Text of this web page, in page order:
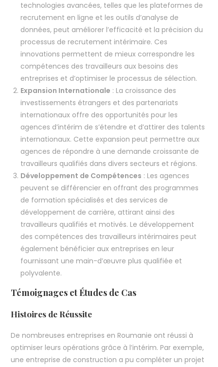
technologies avancées, telles que les plateformes de
recrutement en ligne et les outils d’analyse de
données, peut améliorer l’efficacité et la précision du
processus de recrutement intérimaire. Ces
innovations permettent de mieux correspondre les
compétences des travailleurs aux besoins des
entreprises et d’optimiser le processus de sélection.
Expansion Internationale : La croissance des
investissements étrangers et des partenariats
internationaux offre des opportunités pour les
agences d’intérim de s’étendre et d’attirer des talents
internationaux. Cette expansion peut permettre aux
agences de répondre à une demande croissante de
travailleurs qualifiés dans divers secteurs et régions.
Développement de Compétences : Les agences
peuvent se différencier en offrant des programmes
de formation spécialisés et des services de
développement de carrière, attirant ainsi des
travailleurs qualifiés et motivés. Le développement
des compétences des travailleurs intérimaires peut
également bénéficier aux entreprises en leur
fournissant une main-d’œuvre plus qualifiée et
polyvalente.
Témoignages et Études de Cas
Histoires de Réussite
De nombreuses entreprises en Roumanie ont réussi à
optimiser leurs opérations grâce à l’intérim. Par exemple,
une entreprise de construction a pu compléter un projet